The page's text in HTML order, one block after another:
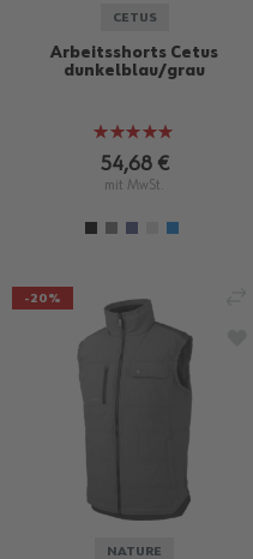
CETUS
Arbeitsshorts Cetus
dunkelblau/grau
Bewertung:
100%
54,68 €
mit MwSt.
-20%
NATURE